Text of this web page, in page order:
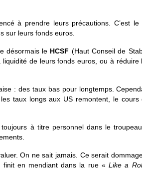
à prendre leurs précautions. C’est le
sur leurs fonds euros.
désormais le HCSF (Haut Conseil de
de leurs fonds euros, ou à réduire
: des taux bas pour longtemps.
taux longs aux US remontent, le cours
à titre personnel dans le
On ne sait jamais. Ce serait
finit en mendiant dans la rue «Like a